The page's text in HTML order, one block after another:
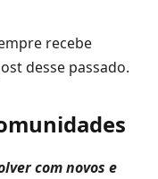
recebe
desse passado.
com novos e